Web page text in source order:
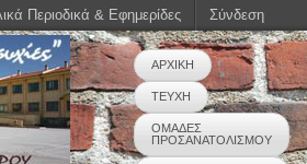
ΑΡΧΙΚΗ
ΤΕΥΧΗ
ΟΜΑΔΕΣ
ΠΡΟΣΑΝΑΤΟΛΙΣΜΟΥ
Περιοδικά & Εφημερίδες Σύνδεση